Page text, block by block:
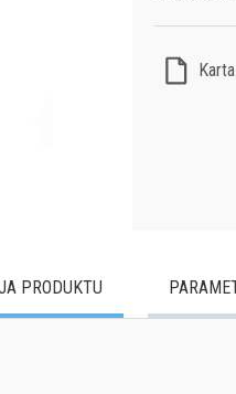
PRODUKTU